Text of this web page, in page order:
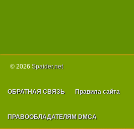
© 2026 Spаider.net
ОБРАТНАЯ СВЯЗЬ Правила сайта
ПРАВООБЛАДАТЕЛЯМ DMCA